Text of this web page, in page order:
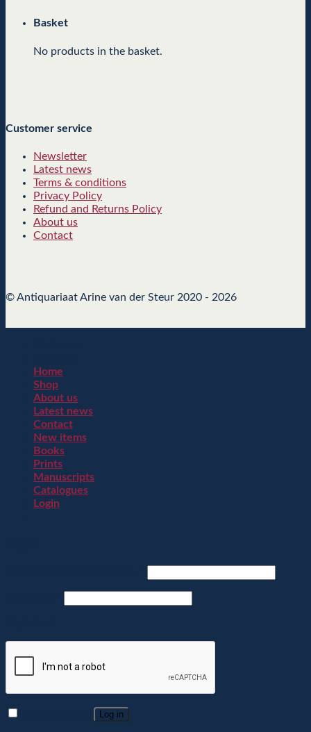
Basket
No products in the basket.
Customer service
Newsletter
Latest news
Terms & conditions
Privacy Policy
Refund and Returns Policy
About us
Contact
© Antiquariaat Arine van der Steur 2020 - 2026
Home
Shop
About us
Latest news
Contact
New items
Books
Prints
Manuscripts
Catalogues
Login
Log in